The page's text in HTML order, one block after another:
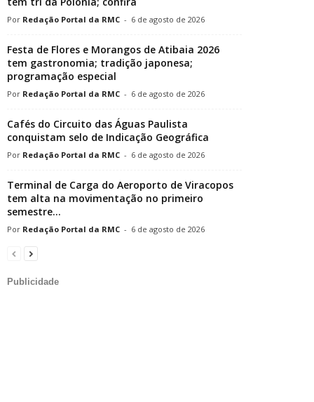
Redação Portal da RMC - 6 de agosto de 2026
Festa de Flores e Morangos de Atibaia 2026
tem gastronomia; tradição japonesa;
programação especial
Redação Portal da RMC - 6 de agosto de 2026
Cafés do Circuito das Águas Paulista
conquistam selo de Indicação Geográfica
Redação Portal da RMC - 6 de agosto de 2026
Terminal de Carga do Aeroporto de Viracopos
tem alta na movimentação no primeiro
semestre...
Redação Portal da RMC - 6 de agosto de 2026
Publicidade